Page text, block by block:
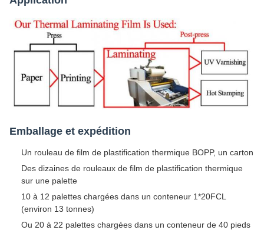
Emballage et expédition
Un rouleau de film de plastification thermique BOPP, un carton
Des dizaines de rouleaux de film de plastification thermique
sur une palette
10 à 12 palettes chargées dans un conteneur 1*20FCL
(environ 13 tonnes)
Ou 20 à 22 palettes chargées dans un conteneur de 40 pieds